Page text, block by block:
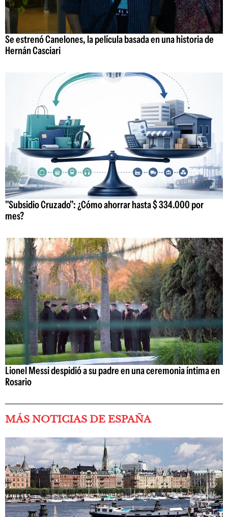
Se estrenó Canelones, la película basada en una historia de
Hernán Casciari
"Subsidio Cruzado": ¿Cómo ahorrar hasta $ 334.000 por
mes?
Lionel Messi despidió a su padre en una ceremonia íntima en
Rosario
MÁS NOTICIAS DE ESPAÑA